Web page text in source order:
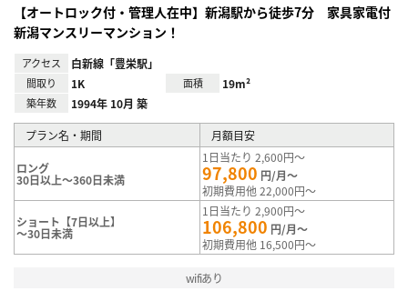
【オートロック付・管理人在中】新潟駅から徒歩7分 家具家電付
新潟マンスリーマンション！
アクセス 白新線「豊栄駅」
間取り 1K 面積 19m²
築年数 1994年 10月 築
プラン名・期間 月額目安
ロング
30日以上～360日未満
1日当たり 2,600円～
97,800 円/月～
初期費用他 22,000円～
ショート【7日以上】
～30日未満
1日当たり 2,900円～
106,800 円/月～
初期費用他 16,500円～
wifiあり